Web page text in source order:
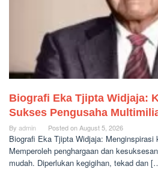
Biografi Eka Tjipta Widjaja:
Sukses Pengusaha
By admin Posted onAugust 5, 2026
Biografi Eka Tjipta Widjaja: Menginspirasi
Memperoleh penghargaan dan
mudah. Diperlukan kegigihan, tekad dan